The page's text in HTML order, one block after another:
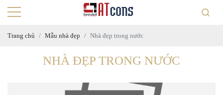
Trang chủ Mẫu nhà đẹp Nhà đẹp trong nước
NHÀ ĐẸP TRONG NƯỚC